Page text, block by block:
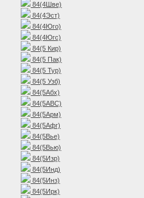
84(4Шве)
84(4Эст)
84(4Юго)
84(4Югс)
84(5 Кир)
84(5 Пак)
84(5 Тур)
84(5 Узб)
84(5Абх)
84(5АВС)
84(5Арм)
84(5Афг)
84(5Вье)
84(5Вью)
84(5Изр)
84(5Инд)
84(5Инз)
84(5Ирк)